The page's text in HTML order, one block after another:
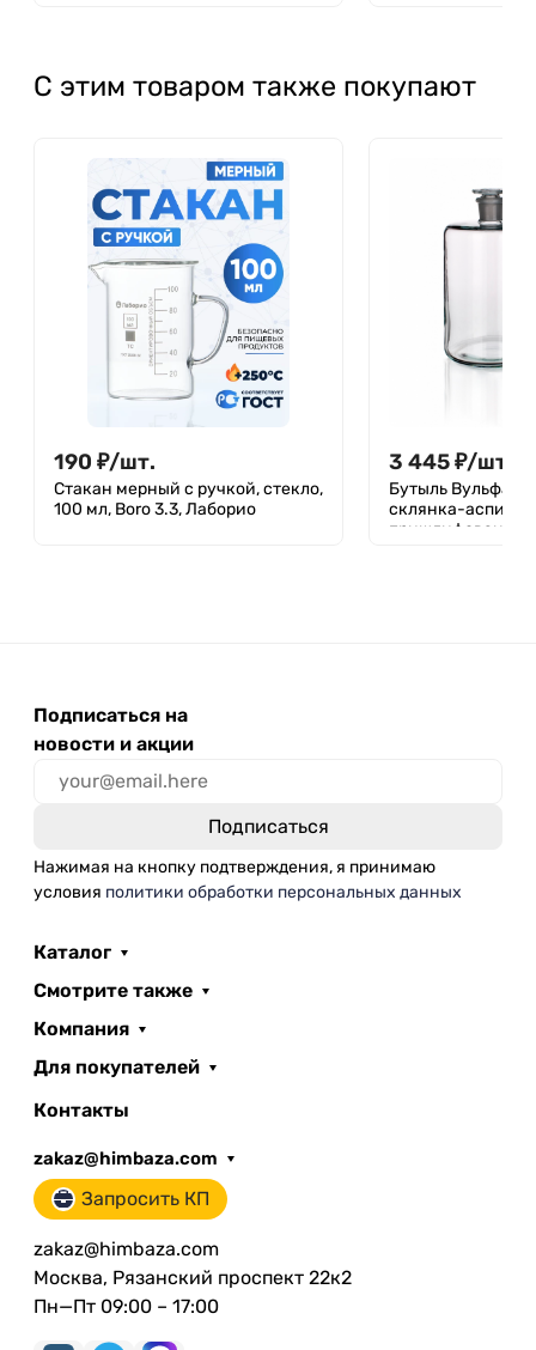
С этим товаром также покупают
190 ₽/шт.
Стакан мерный с ручкой, стекло,
100 мл, Boro 3.3, Лаборио
3 445₽/шт.
Бутыль Вульфа
склянка-
пришлифованной
Подписаться на
новости и акции
Нажимая на кнопку подтверждения, я принимаю
условия политики обработки персональных данных
Каталог
Смотрите также
Компания
Для покупателей
Контакты
zakaz@himbaza.com
Запросить КП
zakaz@himbaza.com
Москва, Рязанский проспект 22к2
Пн—Пт 09:00 – 17:00